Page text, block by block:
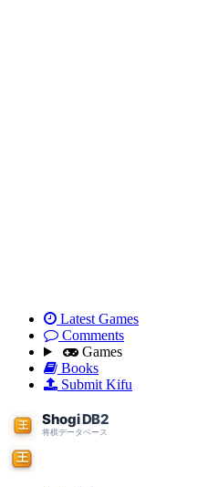
Latest Games
Comments
Games
Books
Submit Kifu